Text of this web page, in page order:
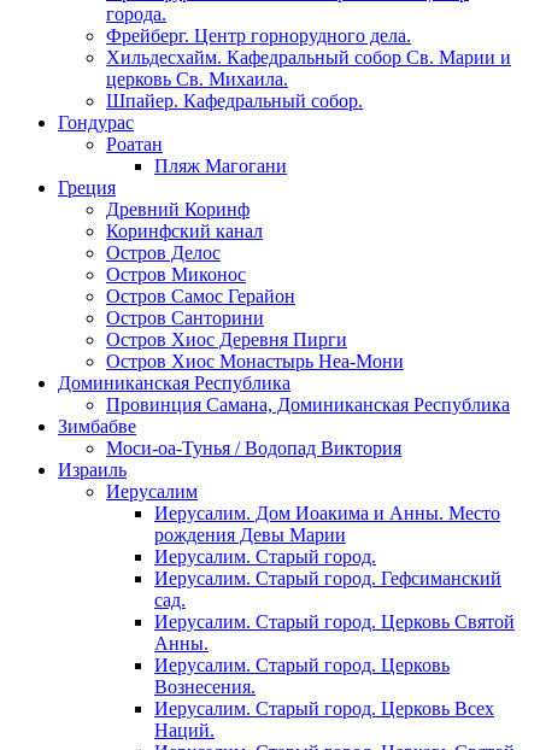
города.
Фрейберг. Центр горнорудного дела.
Хильдесхайм. Кафедральный собор Cв. Марии и
церковь Св. Михаила.
Шпайер. Кафедральный собор.
Гондурас
Роатан
Пляж Магогани
Греция
Древний Коринф
Коринфский канал
Остров Делос
Остров Миконос
Остров Самос Герайон
Остров Санторини
Остров Хиос Деревня Пирги
Остров Хиос Монастырь Неа-Мони
Доминиканская Республика
Провинция Самана, Доминиканская Республика
Зимбабве
Моси-оа-Тунья / Водопад Виктория
Израиль
Иерусалим
Иерусалим. Дом Иоакима и Анны. Место
рождения Девы Марии
Иерусалим. Старый город.
Иерусалим. Старый город. Гефсиманский
сад.
Иерусалим. Старый город. Церковь Святой
Анны.
Иерусалим. Старый город. Церковь
Вознесения.
Иерусалим. Старый город. Церковь Всех
Наций.